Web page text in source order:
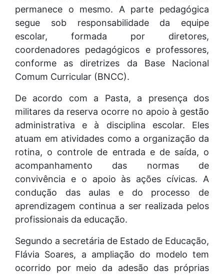
permanece o mesmo. A parte pedagógica
segue sob responsabilidade da equipe
escolar, formada por diretores,
coordenadores pedagógicos e professores,
conforme as diretrizes da Base Nacional
Comum Curricular (BNCC).
De acordo com a Pasta, a presença dos
militares da reserva ocorre no apoio à gestão
administrativa e à disciplina escolar. Eles
atuam em atividades como a organização da
rotina, o controle de entrada e de saída, o
acompanhamento das normas de
convivência e o apoio às ações cívicas. A
condução das aulas e do processo de
aprendizagem continua a ser realizada pelos
profissionais da educação.
Segundo a secretária de Estado de Educação,
Flávia Soares, a ampliação do modelo tem
ocorrido por meio da adesão das próprias